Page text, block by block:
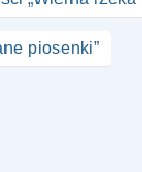
piosenki”